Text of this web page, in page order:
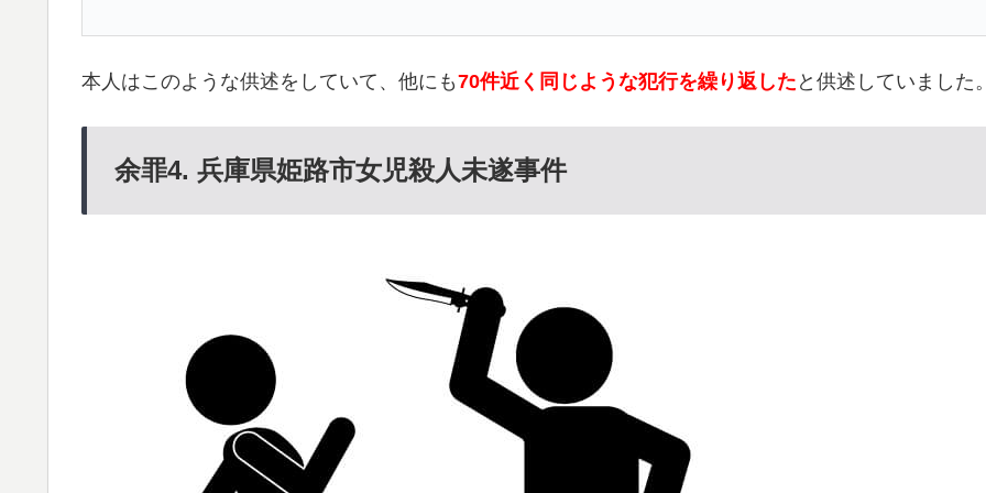
本人はこのような供述をしていて、他にも70件近く同じような犯行を繰り返した と供述していました
余罪4. 兵庫県姫路市女児殺人未遂事件